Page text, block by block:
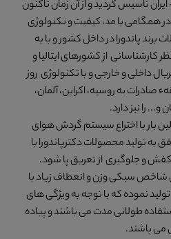
در تهران - ایران تاسیس گردید و از آن زمان تاکنون
همگامی با مد، کیفیت و تکنولوژی
پاندورا در داخل کشور و با به
کارشناسانی از کشورهای ایتالیا و
داخلی و خارجی و با تکنولوژی روز
صادرات به روسیه، اکراین، آلمان،
و... را نیز دارد.
بار با اختراع سیستم گردش هوای
تولید محصولات دکترپاندورا با
و جلوگیری از تعریق پا شود.
سبکی وزن و انعطاف زیاد با
نموده که با توجه به ویژگی های
طولانی مدت می باشند و پیاده
می باشند.